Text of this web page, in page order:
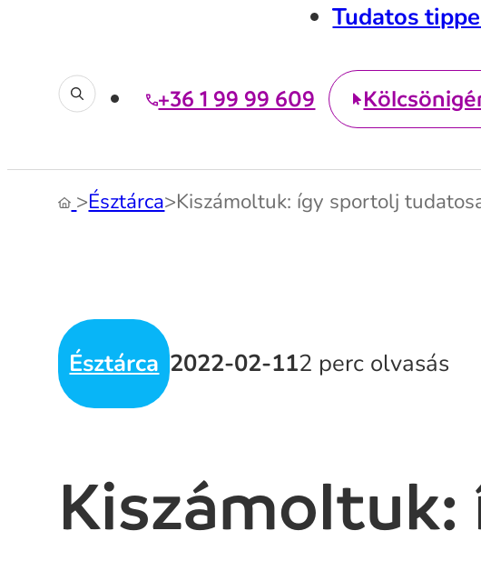
Tudatos
+36 1 99 99 609
>Észtárca>Kiszámoltuk: így sportolj
Észtárca 2022-02-112 perc olvasás